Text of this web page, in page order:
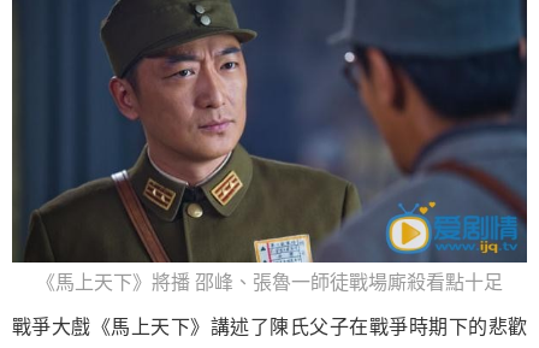
《馬上天下》將播 邵峰、張魯一師徒戰場廝殺看點十足
戰爭大戲《馬上天下》講述了陳氏父子在戰爭時期下的悲歡